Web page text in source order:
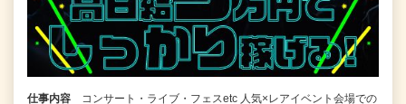
仕事内容
コンサート・ライブ・フェスetc 人気×レアイベント会場での